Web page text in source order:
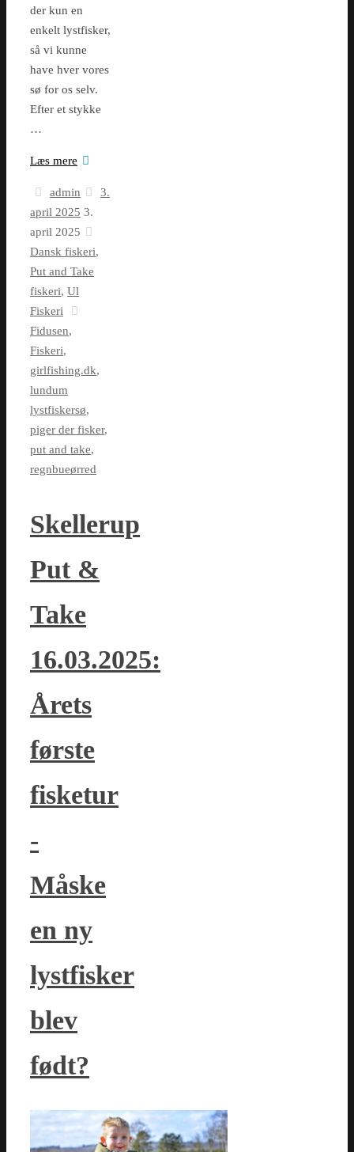
der kun en
enkelt lystfisker,
så vi kunne
have hver vores
sø for os selv.
Efter et stykke
…
Læs mere
admin
3.
april 2025 3.
april 2025
Dansk fiskeri,
Put and Take
fiskeri, Ul
Fiskeri
Fidusen,
Fiskeri,
girlfishing.dk,
lundum
lystfiskersø,
piger der fisker,
put and take,
regnbueørred
Skellerup
Put &
Take
16.03.2025:
Årets
første
fisketur
-
Måske
en ny
lystfisker
blev
født?